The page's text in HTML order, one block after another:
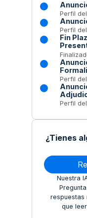
Perfil
Perfil
Fin
Perfil
Perfil
¿Tienes
Nuestra
respuestas
que